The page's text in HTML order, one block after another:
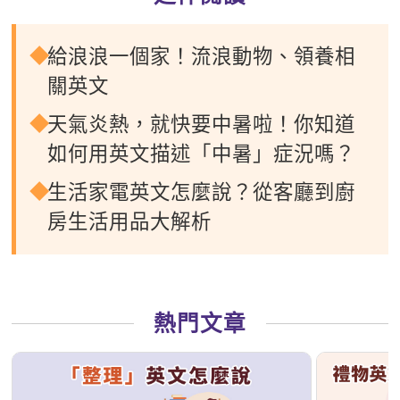
給浪浪一個家！流浪動物、領養相
關英文
天氣炎熱，就快要中暑啦！你知道
如何用英文描述「中暑」症況嗎？
生活家電英文怎麼說？從客廳到廚
房生活用品大解析
熱門文章